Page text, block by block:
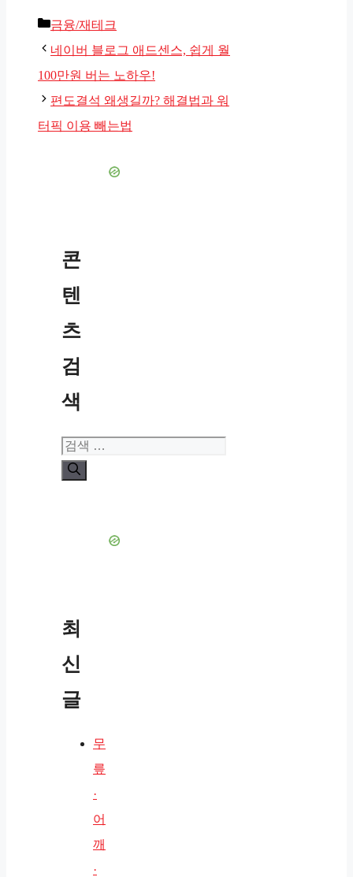
카
테
고
리
금융/재테크
네이버 블로그 애드센스, 쉽게 월
100만원 버는 노하우!
편도결석 왜생길까? 해결법과 워
터픽 이용 빼는법
콘
텐
츠
검
색
검
색:
최
신
글
무
릎
·
어
깨
·